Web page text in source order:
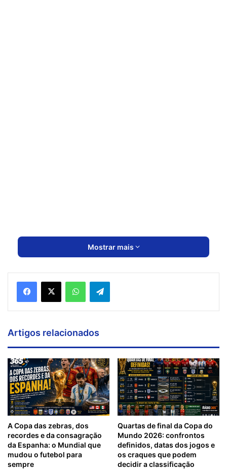
Mostrar mais
Artigos relacionados
A Copa das zebras, dos
recordes e da consagração
da Espanha: o Mundial que
mudou o futebol para
sempre
Quartas de final da Copa do
Mundo 2026: confrontos
definidos, datas dos jogos e
os craques que podem
decidir a classificação